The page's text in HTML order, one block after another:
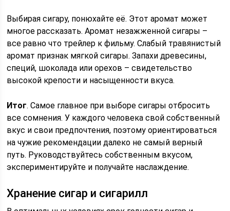
Выбирая сигару, понюхайте её. Этот аромат может
многое рассказать. Аромат незажженной сигары –
все равно что трейлер к фильму. Слабый травянистый
аромат признак мягкой сигары. Запахи древесины,
специй, шоколада или орехов – свидетельство
высокой крепости и насыщенности вкуса.
Итог. Самое главное при выборе сигары отбросить
все сомнения. У каждого человека свой собственный
вкус и свои предпочтения, поэтому ориентироваться
на чужие рекомендации далеко не самый верный
путь. Руководствуйтесь собственным вкусом,
экспериментируйте и получайте наслаждение.
Хранение сигар и сигарилл